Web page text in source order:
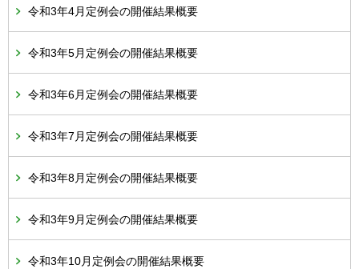
令和3年4月定例会の開催結果概要
令和3年5月定例会の開催結果概要
令和3年6月定例会の開催結果概要
令和3年7月定例会の開催結果概要
令和3年8月定例会の開催結果概要
令和3年9月定例会の開催結果概要
令和3年10月定例会の開催結果概要